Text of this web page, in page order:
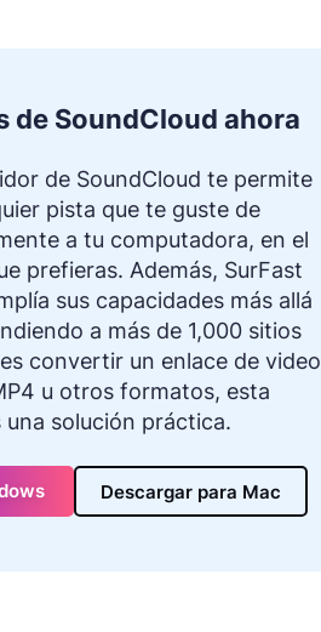
de SoundCloud ahora
de SoundCloud te permite
pista que te guste de
a tu computadora, en el
prefieras. Además, SurFast
sus capacidades más allá
a más de 1,000 sitios
convertir un enlace de video
u otros formatos, esta
una solución práctica.
Descargar para Mac